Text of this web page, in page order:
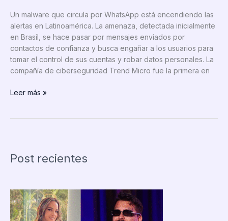
Un malware que circula por WhatsApp está encendiendo las
alertas en Latinoamérica. La amenaza, detectada inicialmente
en Brasil, se hace pasar por mensajes enviados por
contactos de confianza y busca engañar a los usuarios para
tomar el control de sus cuentas y robar datos personales. La
compañía de ciberseguridad Trend Micro fue la primera en
Alerta
que
tu
cuenta
en
Leer más »
Post recientes